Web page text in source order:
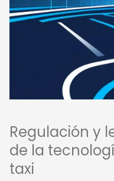
Regulación y
de la
taxi